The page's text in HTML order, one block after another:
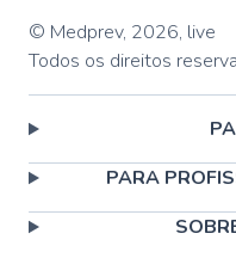
© Medprev, 2026, live
Todos os direitos
PARA